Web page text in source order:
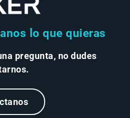
lo que quieras
pregunta, no dudes